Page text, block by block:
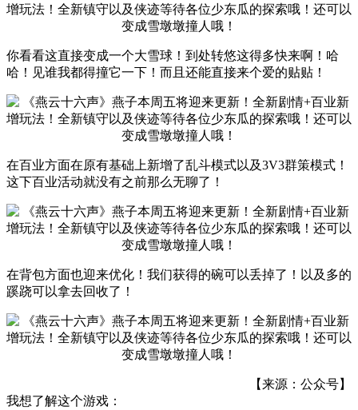
你看看这直接变成一个大雪球！到处转悠这得多快来啊！哈
哈！见谁我都得撞它一下！而且还能直接来个爱的贴贴！
在百业方面在原有基础上新增了乱斗模式以及3V3群策模式！
这下百业活动就没有之前那么无聊了！
在背包方面也迎来优化！我们获得的碗可以丢掉了！以及多的
蹊跷可以拿去回收了！
【来源：公众号】
我想了解这个游戏：